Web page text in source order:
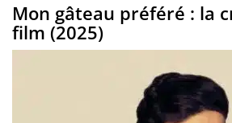
Mon gâteau préféré : la
film (2025)